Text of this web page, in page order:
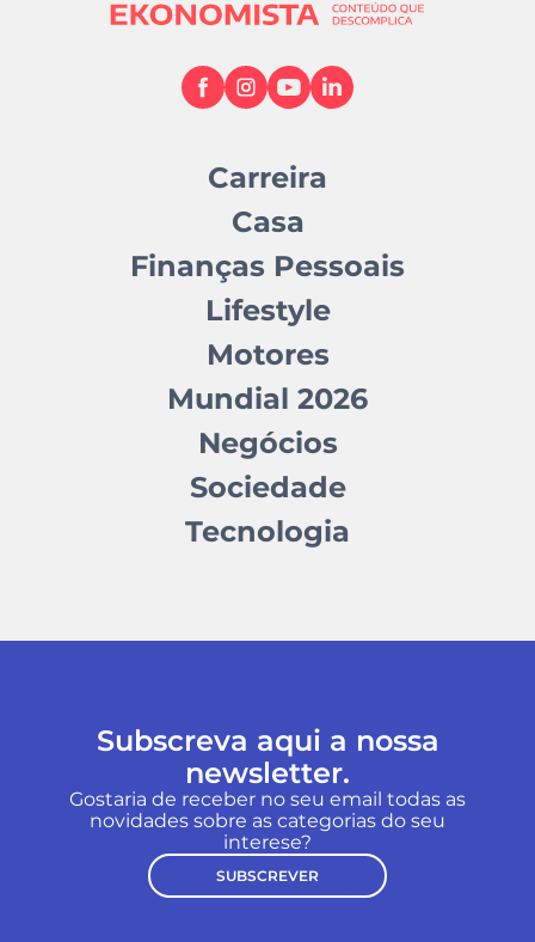
Carreira
Casa
Finanças Pessoais
Lifestyle
Motores
Mundial 2026
Negócios
Sociedade
Tecnologia
Subscreva aqui a nossa
newsletter.
Gostaria de receber no seu email todas as
novidades sobre as categorias do seu
interese?
SUBSCREVER